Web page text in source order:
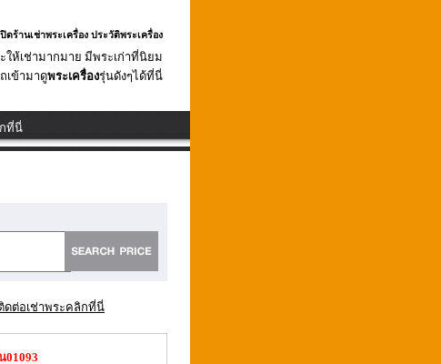
ดร้านเช่าพระเครื่อง ประวัติพระเครื่อง
ให้เช่ามากมาย มีพระเก่าที่นิยม
เข้ามาดูพระเครื่องรุ่นดังๆได้ที่นี่
ที่นี่
ดต่อเช่าพระคลิกที่นี่